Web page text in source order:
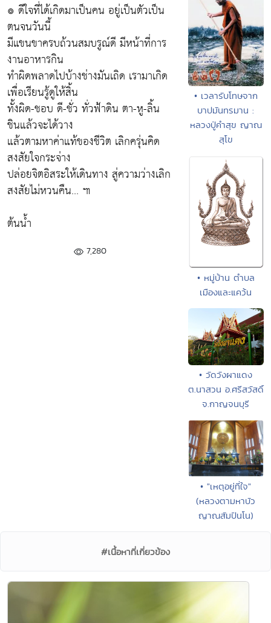
๏ ดีใจที่ได้เกิดมาเป็นคน อยู่เป็นตัวเป็น
ตนจนวันนี้
มีแขนขาครบถ้วนสมบรูณ์ดี มีหน้าที่การ
งานอาหารกิน
ทำผิดพลาดไปบ้างช่างมันเถิด เรามาเกิด
เพื่อเรียนรู้ดูให้สิ้น
ทั้งผิด-ชอบ ดี-ชั่ว ทั่วฟ้าดิน ตา-หู-ลิ้น
ชินแล้วจะได้วาง
แล้วตามหาค่าแท้ของชีวิต เลิกครุ่นคิด
สงสัยใจกระจ่าง
ปล่อยจิตอิสระให้เดินทาง สู่ความว่างเลิก
สงสัยไม่หวนคืน... ๚
ต้นน้ำ
7,280
• เวลารับโทษจาก
บาปมันทรมาน :
หลวงปู่คำสุข ญาณ
สุโข
• หมู่บ้าน ตำบล
เมืองและแคว้น
• วัดวังผาแดง
ต.นาสวน อ.ศรีสวัสดิ์
จ.กาญจนบุรี
• "เหตุอยู่ที่ใจ"
(หลวงตามหาบัว
ญาณสัมปันโน)
#เนื้อหาที่เกี่ยวข้อง